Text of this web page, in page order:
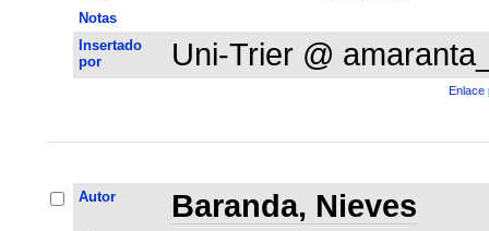
Notas
Insertado
por
Uni-Trier @
Enlace
Autor Baranda, Nieves